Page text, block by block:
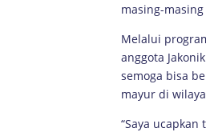
masing-
Melalui
anggota
semoga bisa
mayur di
“Saya ucapkan